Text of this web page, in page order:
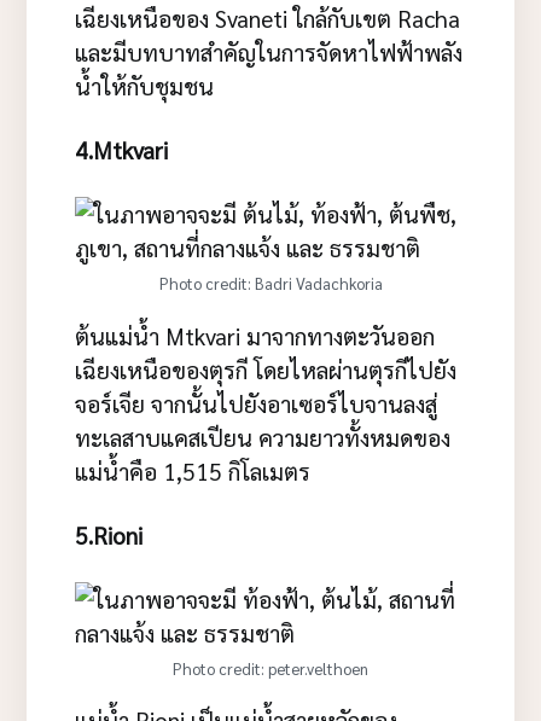
เฉียงเหนือของ Svaneti ใกล้กับเขต Racha
และมีบทบาทสำคัญในการจัดหาไฟฟ้าพลัง
น้ำให้กับชุมชน
4.Mtkvari
Photo credit: Badri Vadachkoria
ต้นแม่น้ำ Mtkvari มาจากทางตะวันออก
เฉียงเหนือของตุรกี โดยไหลผ่านตุรกีไปยัง
จอร์เจีย จากนั้นไปยังอาเซอร์ไบจานลงสู่
ทะเลสาบแคสเปียน ความยาวทั้งหมดของ
แม่น้ำคือ 1,515 กิโลเมตร
5.Rioni
Photo credit: peter.velthoen